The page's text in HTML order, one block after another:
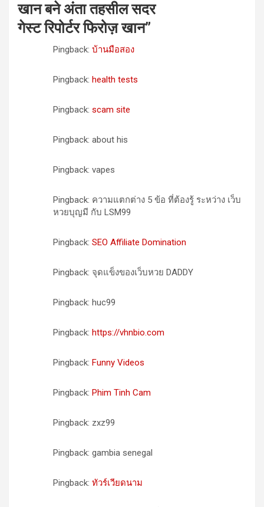
खान बने अंता तहसील सदर
गेस्ट रिपोर्टर फिरोज़ खान”
Pingback: บ้านมือสอง
Pingback: health tests
Pingback: scam site
Pingback: about his
Pingback: vapes
Pingback: ความแตกต่าง 5 ข้อ ที่ต้องรู้ ระหว่าง เว็บ
หวยบุญมี กับ LSM99
Pingback: SEO Affiliate Domination
Pingback: จุดแข็งของเว็บหวย DADDY
Pingback: huc99
Pingback: https://vhnbio.com
Pingback: Funny Videos
Pingback: Phim Tinh Cam
Pingback: zxz99
Pingback: gambia senegal
Pingback: ทัวร์เวียดนาม